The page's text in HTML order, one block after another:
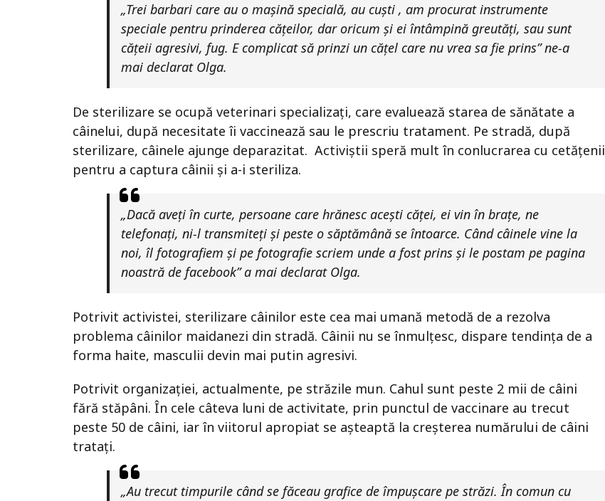
„Trei barbari care au o mașină specială, au cuști , am procurat instrumente
speciale pentru prinderea cățeilor, dar oricum și ei întâmpină greutăți, sau sunt
cățeii agresivi, fug. E complicat să prinzi un cățel care nu vrea sa fie prins” ne-a
mai declarat Olga.
De sterilizare se ocupă veterinari specializați, care evaluează starea de sănătate a
câinelui, după necesitate îi vaccinează sau le prescriu tratament. Pe stradă, după
sterilizare, câinele ajunge deparazitat. Activiștii speră mult în conlucrarea cu cetățenii
pentru a captura câinii și a-i steriliza.
„Dacă aveți în curte, persoane care hrănesc acești căței, ei vin în brațe, ne
telefonați, ni-l transmiteți și peste o săptămână se întoarce. Când câinele vine la
noi, îl fotografiem și pe fotografie scriem unde a fost prins și le postam pe pagina
noastră de facebook” a mai declarat Olga.
Potrivit activistei, sterilizare câinilor este cea mai umană metodă de a rezolva
problema câinilor maidanezi din stradă. Câinii nu se înmulțesc, dispare tendința de a
forma haite, masculii devin mai putin agresivi.
Potrivit organizației, actualmente, pe străzile mun. Cahul sunt peste 2 mii de câini
fără stăpâni. În cele câteva luni de activitate, prin punctul de vaccinare au trecut
peste 50 de câini, iar în viitorul apropiat se așteaptă la creșterea numărului de câini
tratați.
„Au trecut timpurile când se făceau grafice de împușcare pe străzi. În comun cu